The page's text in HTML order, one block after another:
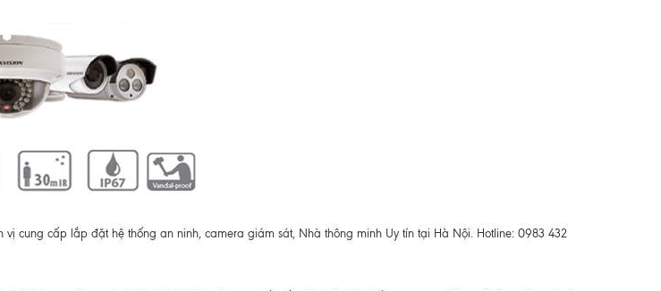
vị cung cấp lắp đặt hệ thống an ninh, camera giám sát, Nhà thông minh Uy tín tại Hà Nội. Hotline: 0983 432